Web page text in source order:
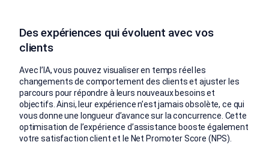
Des expériences qui évoluent avec vos
clients
Avec l’IA, vous pouvez visualiser en temps réel les
changements de comportement des clients et ajuster les
parcours pour répondre à leurs nouveaux besoins et
objectifs. Ainsi, leur expérience n’est jamais obsolète, ce qui
vous donne une longueur d’avance sur la concurrence. Cette
optimisation de l’expérience d’assistance booste également
votre satisfaction client et le Net Promoter Score (NPS).